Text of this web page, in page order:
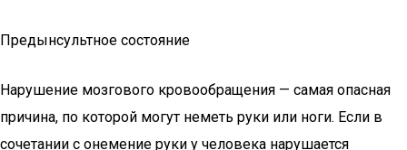
Предынсультное состояние
Нарушение мозгового кровообращения — самая опасная
причина, по которой могут неметь руки или ноги. Если в
сочетании с онемение руки у человека нарушается